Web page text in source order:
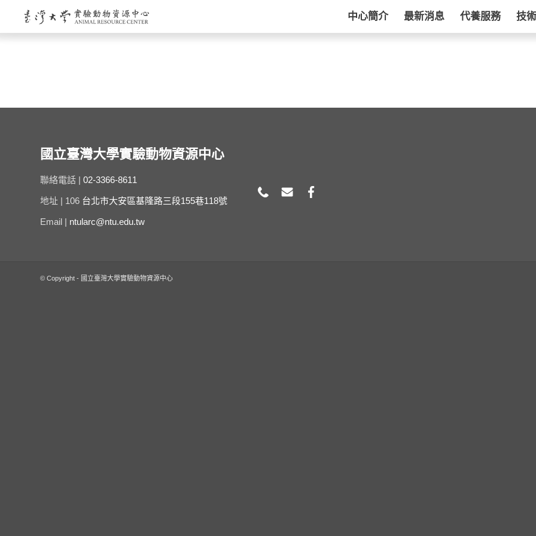
中心簡介 最新消息 代養服務 技
國立臺灣大學實驗動物資源中心
聯絡電話 | 02-3366-8611
地址 | 106 台北市大安區基隆路三段155巷118號
Email | ntularc@ntu.edu.tw
© Copyright - 國立臺灣大學實驗動物資源中心